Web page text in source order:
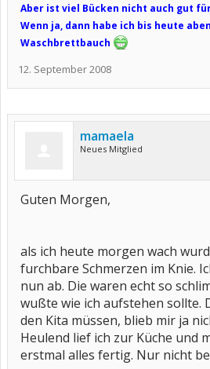
Aber ist viel Bücken nicht auch gut
Wenn ja, dann habe ich bis heute
Waschbrettbauch
12. September 2008
mamaela
Neues Mitglied
Guten Morgen,
als ich heute morgen wach
furchbare Schmerzen im Knie.
nun ab. Die waren echt so
wußte wie ich aufstehen sollte.
den Kita müssen, blieb mir ja
Heulend lief ich zur Küche und
erstmal alles fertig. Nur nicht